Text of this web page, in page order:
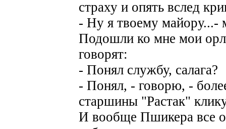
страху и опять вслед
- Ну я твоему майору...-
Подошли ко мне мои
говорят:
- Понял службу, салага?
- Понял, - говорю, -
старшины "Растак"
И вообще Пшикера все